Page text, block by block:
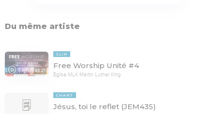
Du même artiste
65:27
CLIP
Free Worship Unité #4
Eglise MLK Martin Luther King
CHANT
Jésus, toi le reflet (JEM435)